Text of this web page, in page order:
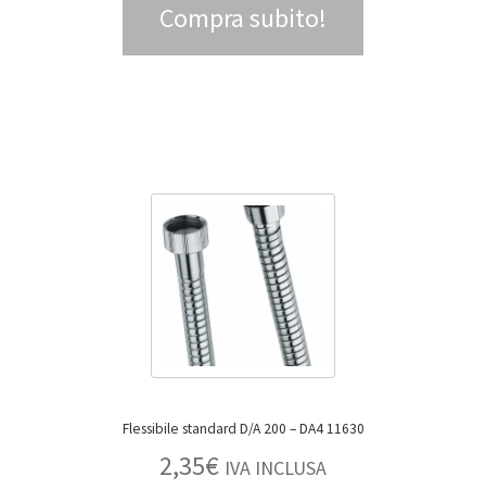
Compra subito!
Flessibile standard D/A 200 – DA4 11630
2,35€ IVA INCLUSA